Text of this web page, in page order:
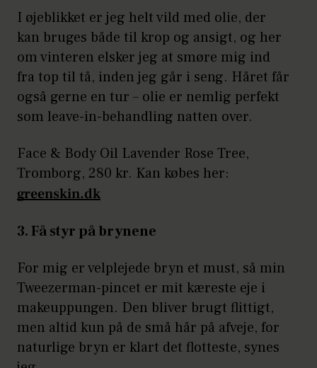
I øjeblikket er jeg helt vild med olie, der
kan bruges både til krop og ansigt, og her
om vinteren elsker jeg at smøre mig ind
fra top til tå, inden jeg går i seng. Håret får
også gerne en tur – olie er nemlig perfekt
som leave-in-behandling natten over.
Face & Body Oil Lavender Rose Tree,
Tromborg, 280 kr. Kan købes her:
greenskin.dk
3. Få styr på brynene
For mig er velplejede bryn et must, så min
Tweezerman-pincet er mit kæreste eje i
makeuppungen. Den bliver brugt flittigt,
men altid kun på de små hår på afveje, for
naturlige bryn er klart det flotteste, synes